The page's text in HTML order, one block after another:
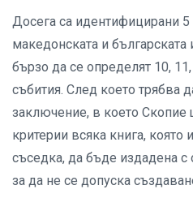
Досега са идентифицирани
македонската и българската
бързо да се определят 10,
събития. След което трябва
заключение, в което
критерии всяка книга, която
съседка, да бъде издадена
за да не се допуска